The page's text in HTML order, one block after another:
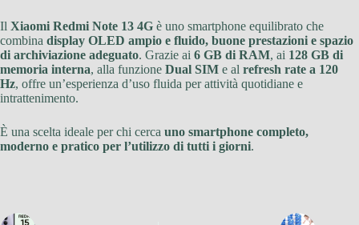
Il Xiaomi Redmi Note 13 4G è uno smartphone equilibrato che
combina display OLED ampio e fluido, buone prestazioni e spazio
di archiviazione adeguato. Grazie ai 6 GB di RAM, ai 128 GB di
memoria interna, alla funzione Dual SIM e al refresh rate a 120
Hz, offre un’esperienza d’uso fluida per attività quotidiane e
intrattenimento.
È una scelta ideale per chi cerca uno smartphone completo,
moderno e pratico per l’utilizzo di tutti i giorni.